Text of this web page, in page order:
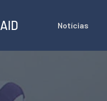
Notícias